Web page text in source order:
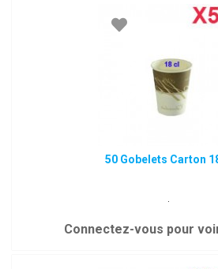
50 Gobelets Carton
.
Connectez-vous pour